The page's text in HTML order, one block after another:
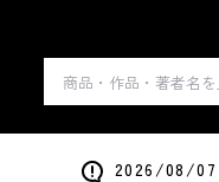
2026/08/07